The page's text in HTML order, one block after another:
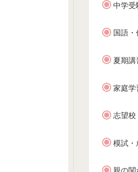
中学受
国語・
夏期講
家庭学
志望校
模試・